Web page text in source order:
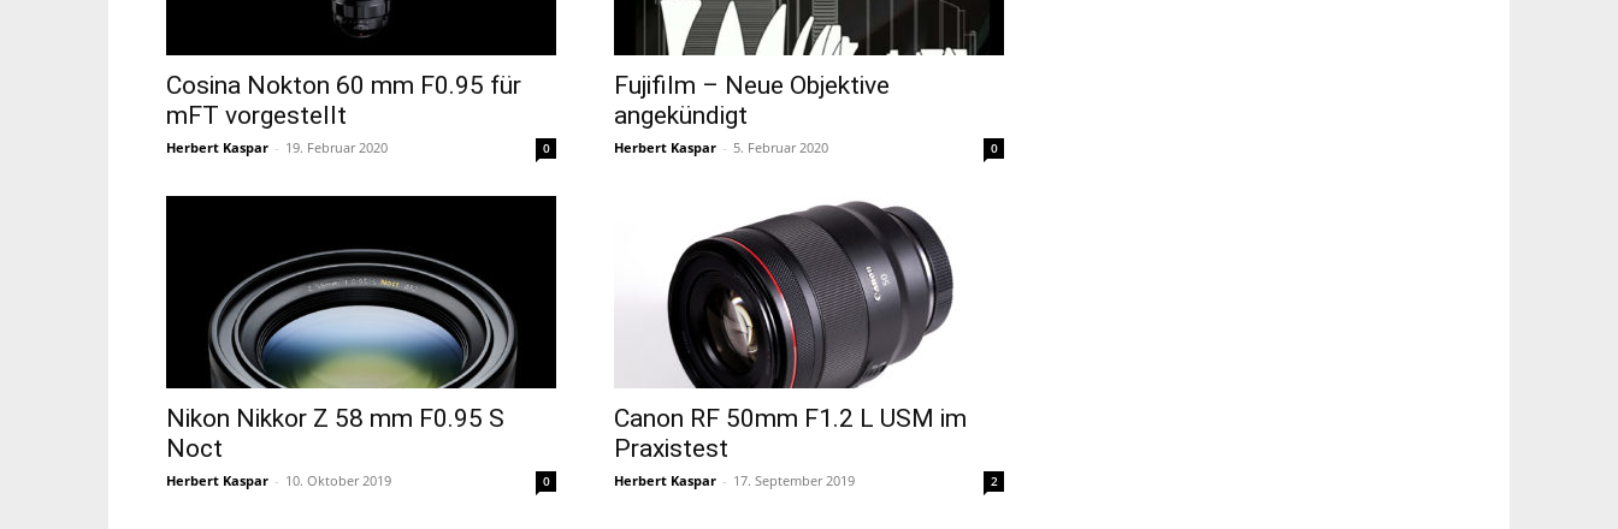
Cosina Nokton 60 mm F0.95 für
mFT vorgestellt
Herbert Kaspar - 19. Februar 2020 0
Fujifilm – Neue Objektive
angekündigt
Herbert Kaspar - 5. Februar 2020 0
Nikon Nikkor Z 58 mm F0.95 S
Noct
Herbert Kaspar - 10. Oktober 2019 0
Canon RF 50mm F1.2 L USM im
Praxistest
Herbert Kaspar - 17. September 2019 2